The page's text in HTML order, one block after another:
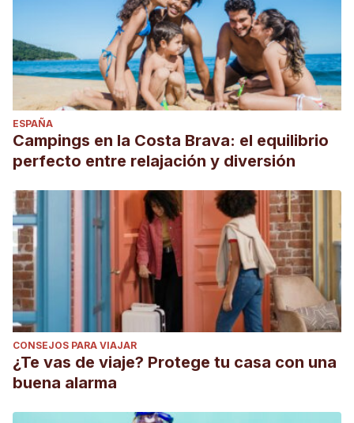
ESPAÑA
Campings en la Costa Brava: el equilibrio
perfecto entre relajación y diversión
CONSEJOS PARA VIAJAR
¿Te vas de viaje? Protege tu casa con una
buena alarma